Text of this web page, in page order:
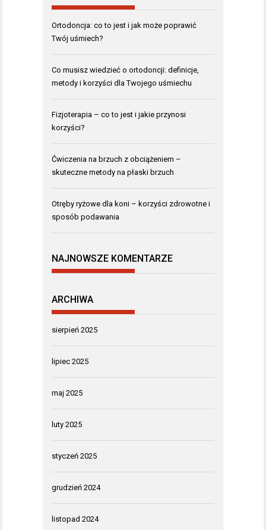
Ortodoncja: co to jest i jak może poprawić
Twój uśmiech?
Co musisz wiedzieć o ortodoncji: definicje,
metody i korzyści dla Twojego uśmiechu
Fizjoterapia – co to jest i jakie przynosi
korzyści?
Ćwiczenia na brzuch z obciążeniem –
skuteczne metody na płaski brzuch
Otręby ryżowe dla koni – korzyści zdrowotne i
sposób podawania
NAJNOWSZE KOMENTARZE
ARCHIWA
sierpień 2025
lipiec 2025
maj 2025
luty 2025
styczeń 2025
grudzień 2024
listopad 2024